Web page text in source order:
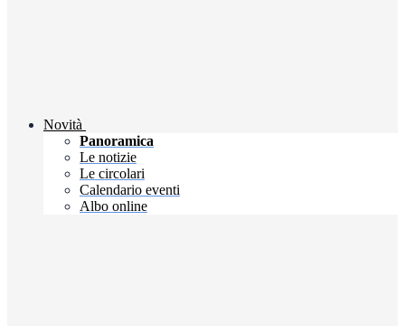
Novità
Panoramica
Le notizie
Le circolari
Calendario eventi
Albo online